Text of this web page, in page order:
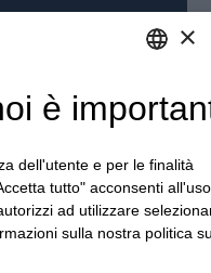
ITALIAN
FRENCH
SPANISH
MY
×
è
dell'utente e per le finalità
tutto" acconsenti
ad utilizzare
sulla nostra politica